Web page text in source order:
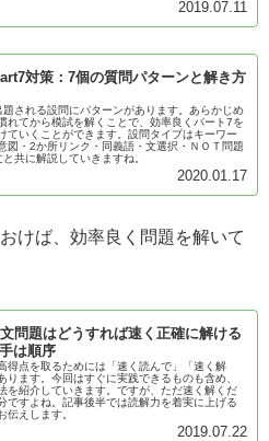
2019.07.11
対策：7個の質問パターンと解き方
題される設問にパターンがあります。あらかじめ
れてから模試を解くことで、効率良くパート7を
ていくことができます。設問タイプはキーワー
図・2か所リンク・同義語・文選択・ＮＯＴ問題
共に解説していきますね。
2020.01.17
けば、効率良く問題を解いて
問題はどうすれば速く正確に解ける
は順序
得点を取るためには「速く読んで」「速く解
ります。今回はすぐに実践できるものも含め、
を紹介していきます。ですが、ただ速く解くだ
ですよね。記事後半では読解力を着実に上げる
伝えします。
2019.07.22